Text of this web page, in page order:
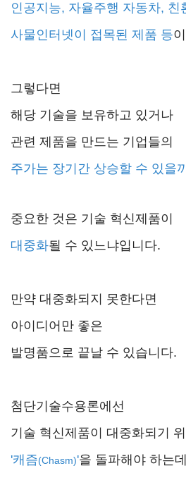
인공지능, 자율주행 자동차, 친
사물인터넷이 접목된 제품 등
그렇다면
해당 기술을 보유하고 있거나
관련 제품을 만드는 기업들의
주가는 장기간 상승할 수 있을
중요한 것은 기술 혁신제품이
대중화될 수 있느냐입니다.
만약 대중화되지 못한다면
아이디어만 좋은
발명품으로 끝날 수 있습니다.
첨단기술수용론에선
기술 혁신제품이 대중화되기
'캐즘(Chasm)'을 돌파해야 하는